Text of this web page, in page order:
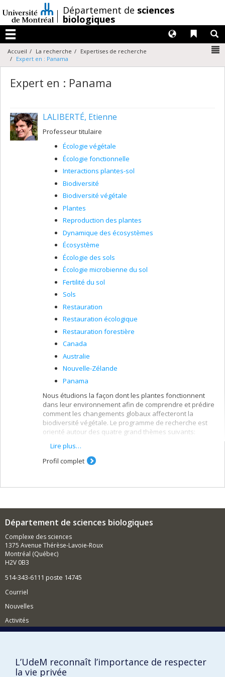
au
contenu
/Département de sciences
biologiques
Menu
Liens
Langues
Accueil La recherche
Expertises de recherche
Expert en : Panama
Expert en : Panama
LALIBERTÉ, Etienne
Professeur titulaire
Écologie végétale
Écologie fonctionnelle
Interactions plantes-sol
Biodiversité
Biodiversité végétale
Plantes
Reproduction des plantes
Dynamique des écosystèmes
Écosystème
Écologie des sols
Écologie microbienne du sol
Fertilité du sol
Sols
Restauration
Restauration écologique
Restauration forestière
Canada
Australie
Nouvelle-Zélande
Panama
Nous étudions la façon dont les plantes fonctionnent
dans leur environnement afin de comprendre et prédire
comment les changements globaux affecteront la
biodiversité végétale. Le programme de recherche est
orienté autour des quatre grand thèmes suivants:
l'étude des traits fonctionnels des plantes
la composition et diversité des communautés
végétales
écosystèmes naturels.
Lire plus…
Profil complet
Département de sciences biologiques
Complexe des sciences
1375 Avenue Thérèse-Lavoie-Roux
Montréal (Québec)
H2V 0B3
514-343-6111 poste 14745
Courriel
Nouvelles
Activités
BESOIN D'AIDE?
Plan du site
L’UdeM reconnaît l’importance de respecter
la vie privée